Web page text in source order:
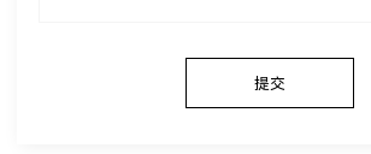
提交